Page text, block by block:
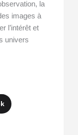
la
images à
l’intérêt et
univers